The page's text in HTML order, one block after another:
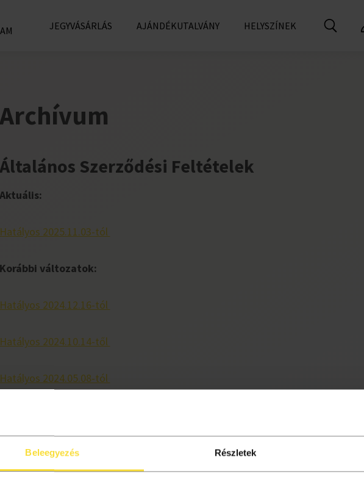
Beleegyezés Részletek
JEGYVÁSÁRLÁS AJÁNDÉKUTALVÁNY HELYSZÍNEK
Archívum
Általános Szerződési Feltételek
Aktuális:
Hatályos 2025.11.03-tól
Korábbi változatok:
Hatályos 2024.12.16-tól
Hatályos 2024.10.14-től
Hatályos 2024.05.08-tól
Hatályos 2023.10.25-től